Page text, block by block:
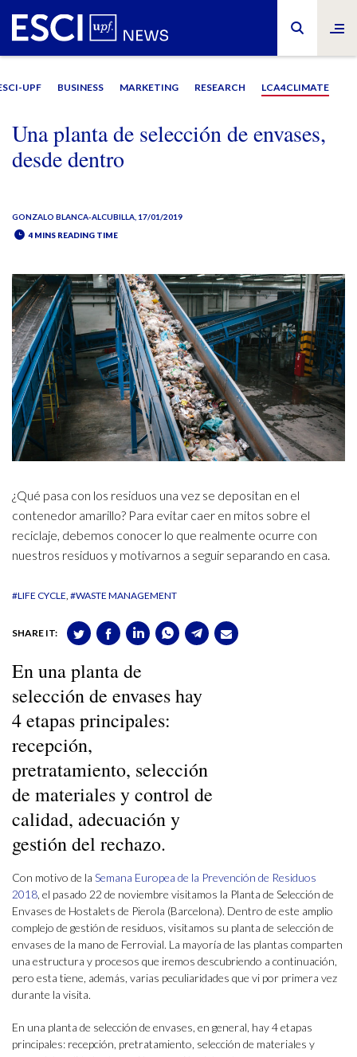
UPF BUSINESS MARKETING RESEARCH LCA4CLIMATE
Una planta de selección de envases,
desde dentro
GONZALO BLANCA-ALCUBILLA , 17/01/2019
4 MINS READING TIME
¿Qué pasa con los residuos una vez se depositan en el
contenedor amarillo? Para evitar caer en mitos sobre el
reciclaje, debemos conocer lo que realmente ocurre con
nuestros residuos y motivarnos a seguir separando en casa.
#LIFE CYCLE #WASTE MANAGEMENT
SHARE IT:
En una planta de
selección de envases hay
4 etapas principales:
recepción,
pretratamiento, selección
de materiales y control de
calidad, adecuación y
gestión del rechazo.
Con motivo de la Semana Europea de la Prevención de Residuos
2018, el pasado 22 de noviembre visitamos la Planta de Selección de
Envases de Hostalets de Pierola (Barcelona). Dentro de este amplio
complejo de gestión de residuos, visitamos su planta de selección de
envases de la mano de Ferrovial. La mayoría de las plantas comparten
una estructura y procesos que iremos descubriendo a continuación,
pero esta tiene, además, varias peculiaridades que vi por primera vez
durante la visita.
En una planta de selección de envases, en general, hay 4 etapas
principales: recepción, pretratamiento, selección de materiales y